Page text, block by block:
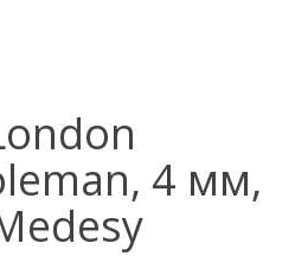
4 мм,